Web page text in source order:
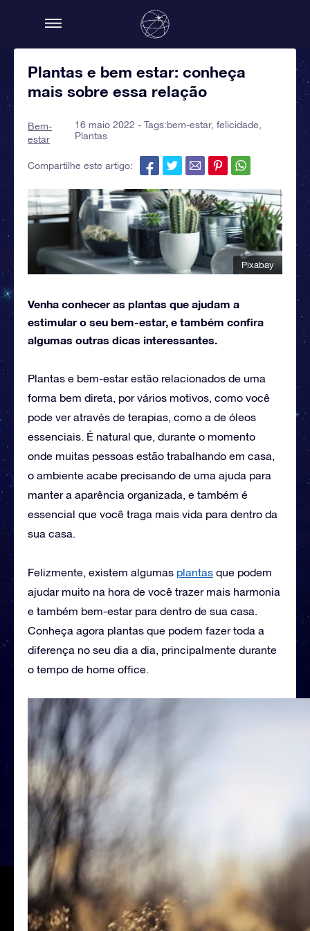
Plantas e bem estar: conheça
mais sobre essa relação
Bem-
estar
16 maio 2022 - Tags:bem-estar, felicidade
Plantas
Compartilhe este artigo:
Pixabay
Venha conhecer as plantas que ajudam a
estimular o seu bem-estar, e também confira
algumas outras dicas interessantes.
Plantas e bem-estar estão relacionados de uma
forma bem direta, por vários motivos, como você
pode ver através de terapias, como a de óleos
essenciais. É natural que, durante o momento
onde muitas pessoas estão trabalhando em casa,
o ambiente acabe precisando de uma ajuda para
manter a aparência organizada, e também é
essencial que você traga mais vida para dentro da
sua casa.
Felizmente, existem algumas plantas que podem
ajudar muito na hora de você trazer mais harmonia
e também bem-estar para dentro de sua casa.
Conheça agora plantas que podem fazer toda a
diferença no seu dia a dia, principalmente durante
o tempo de home office.